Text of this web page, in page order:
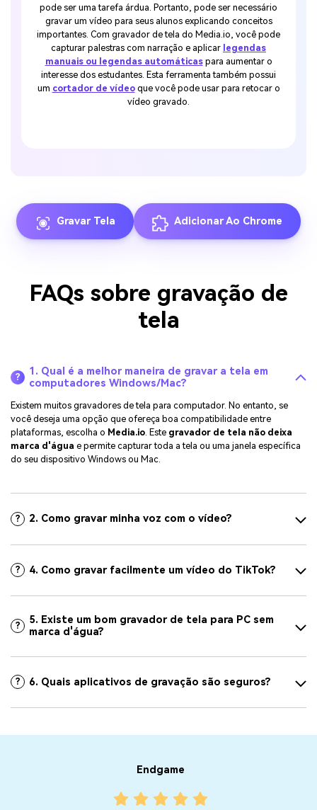
pode ser uma tarefa árdua. Portanto, pode ser necessário
gravar um vídeo para seus alunos explicando conceitos
importantes. Com gravador de tela do Media.io, você pode
capturar palestras com narração e aplicar legendas
manuais ou legendas automáticaspara aumentar o
interesse dos estudantes. Esta ferramenta também possui
um cortador de vídeoque você pode usar para retocar o
vídeo gravado.
Gravar Tela Adicionar Ao Chrome
FAQs sobre gravação de
tela
?
1. Qual é a melhor maneira de gravar a tela em
computadores Windows/Mac?
Existem muitos gravadores de tela para computador. No entanto, se
você deseja uma opção que ofereça boa compatibilidade entre
plataformas, escolha o Media.io . Este gravador de tela não deixa
marca d'água e permite capturar toda a tela ou uma janela específica
do seu dispositivo Windows ou Mac.
? 2. Como gravar minha voz com o vídeo?
? 4. Como gravar facilmente um vídeo do TikTok?
?
5. Existe um bom gravador de tela para PC sem
marca d'água?
? 6. Quais aplicativos de gravação são seguros?
Endgame